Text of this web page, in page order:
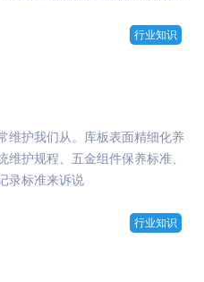
行业知识
维护我们从。库板表面精细化养
护规程、五金组件保养标准、
录标准来诉说
行业知识